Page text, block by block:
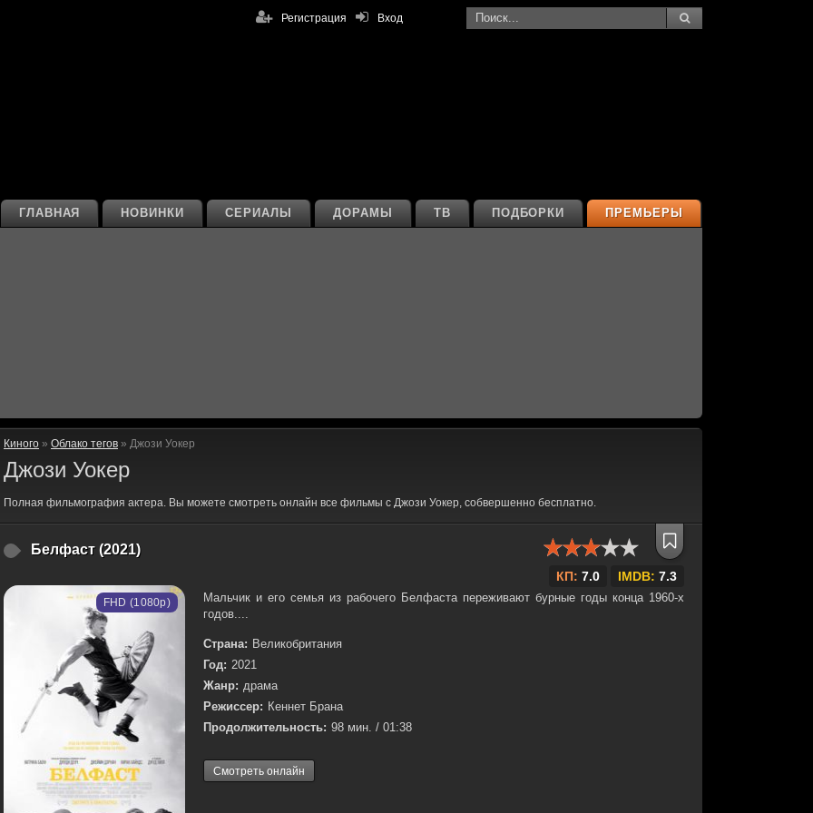
Вход
Регистрация
ПРЕМЬЕРЫ
ПОДБОРКИ
ТВ
ДОРАМЫ
СЕРИАЛЫ
НОВИНКИ
ГЛАВНАЯ
Киного » Облако тегов » Джози Уокер
Джози Уокер
Полная фильмография актера. Вы можете смотреть онлайн все фильмы с Джози Уокер, собвершенно бесплатно.
Белфаст (2021)
КП: 7.0 IMDB: 7.3
FHD (1080p)
Мальчик и его семья из рабочего Белфаста переживают бурные годы конца 1960-х
годов....
Страна: Великобритания
Год: 2021
Жанр: драма
Режиссер: Кеннет Брана
Продолжительность: 98 мин. / 01:38
Смотреть онлайн